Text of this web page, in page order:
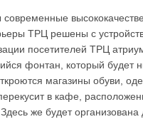
ТРЦ решены с
посетителей ТРЦ
фонтан, который будет
магазины обуви,
в кафе,
же будет организована